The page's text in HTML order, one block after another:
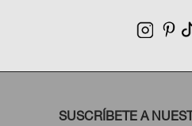
SUSCRÍBETE A